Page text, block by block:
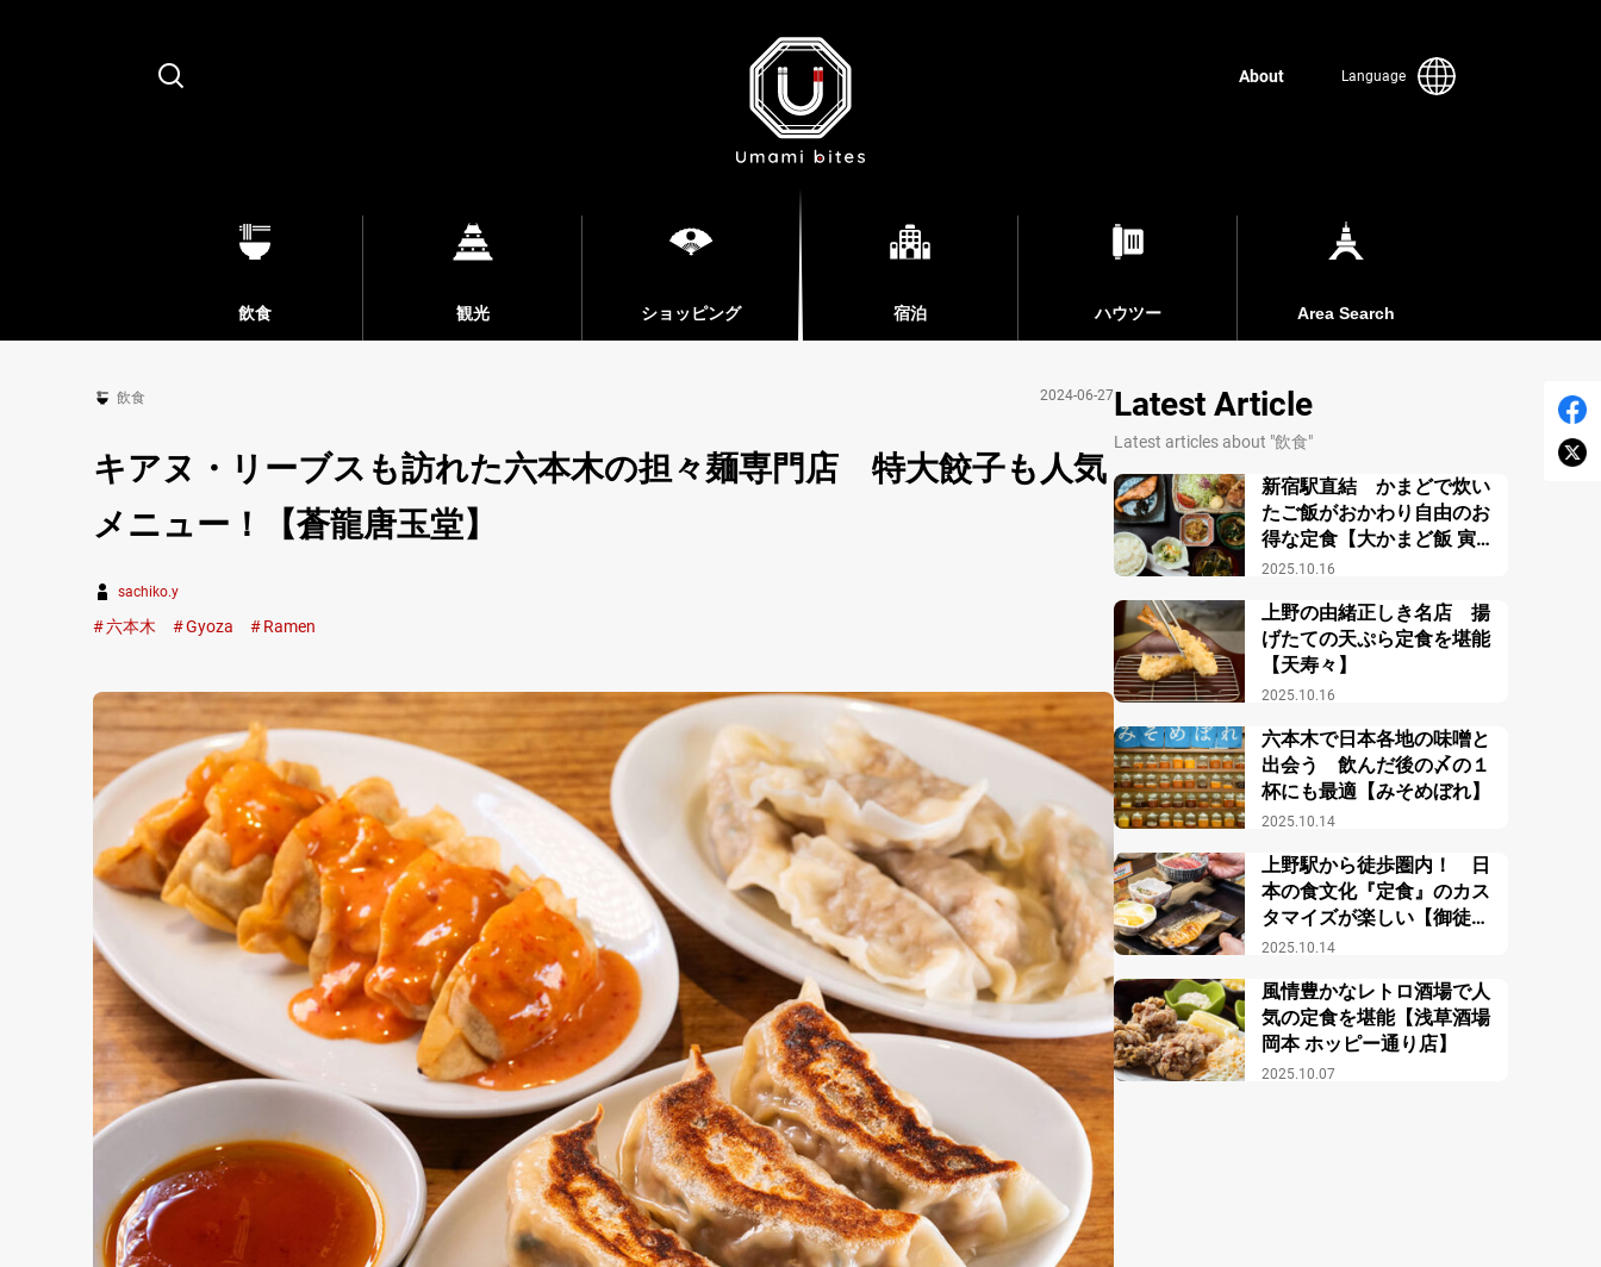
Search
About Language
飲食 観光 ショッピング 宿泊 ハウツー Area Search
飲食 2024-06-27
キアヌ・リーブスも訪れた六本木の担々麺専門店 特大餃子も人気
メニュー！【蒼龍唐玉堂】
sachiko.y
六本木 Gyoza Ramen
Latest Article
Latest articles about "飲食"
2025.10.16
新宿駅直結 かまどで炊い
たご飯がおかわり自由のお
得な定食【大かまど飯 寅福
ルミネ新宿店】
2025.10.16
上野の由緒正しき名店 揚
げたての天ぷら定食を堪能
【天寿々】
2025.10.14
六本木で日本各地の味噌と
出会う 飲んだ後の〆の１
杯にも最適【みそめぼれ】
2025.10.14
上野駅から徒歩圏内！ 日
本の食文化『定食』のカス
タマイズが楽しい【御徒町
小町食堂】
2025.10.07
風情豊かなレトロ酒場で人
気の定食を堪能【浅草酒場
岡本 ホッピー通り店】